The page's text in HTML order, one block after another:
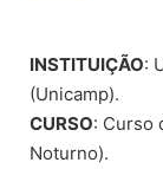
INSTITUIÇÃO:
(Unicamp).
CURSO: Curso
Noturno).